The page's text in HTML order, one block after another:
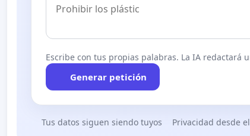
Escribe con tus propias palabras. La IA redactará
Generar petición
Tus datos siguen siendo tuyos Privacidad desde